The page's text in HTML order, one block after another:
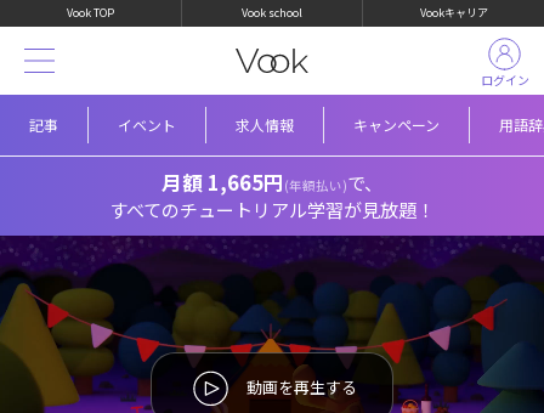
Vook TOP Vook school Vookキャリア
記事 イベント 求人情報 キャンペーン 用語
ログイン
月額 1,665円 (年額払い)で、
すべてのチュートリアル学習が見放題！
動画を再生する